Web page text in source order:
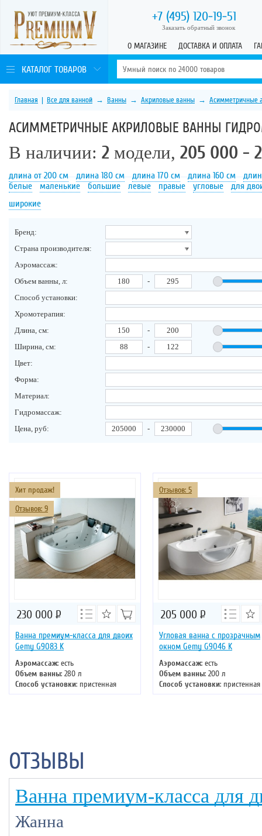
+7 (495) 120-19-51
Заказать обратный звонок
О МАГАЗИНЕ ДОСТАВКА И ОПЛАТА
КАТАЛОГ ТОВАРОВ
Главная | Все для ванной → Ванны → Акриловые ванны → Асимметричные
АСИММЕТРИЧНЫЕ АКРИЛОВЫЕ ВАННЫ
В наличии: 2 модели, 205 000 -
длина от 200 см длина 180 см длина 170 см длина 160 см
белые
маленькие большие левые правые угловые
для
широкие
Бренд:
Страна производителя:
Аэромассаж:
Объем ванны, л:
-
Способ установки:
Хромотерапия:
Длина, см:
-
Ширина, см:
-
Цвет:
Форма:
Материал:
Гидромассаж:
Цена, руб:
-
Хит продаж!
Отзывов: 9
Ванна премиум-класса для двоих
Gemy G9083 K
Аэромассаж: есть
Объем ванны: 280 л
Способ установки: пристенная
Хромотерапия: есть
230 000 Р
Отзывов: 5
Угловая ванна с прозрачным
окном Gemy G9046 K
Аэромассаж: есть
Объем ванны: 200 л
Способ установки: пристенная
Хромотерапия: нет
205 000 Р
ОТЗЫВЫ
Ванна премиум-класса для
Жанна